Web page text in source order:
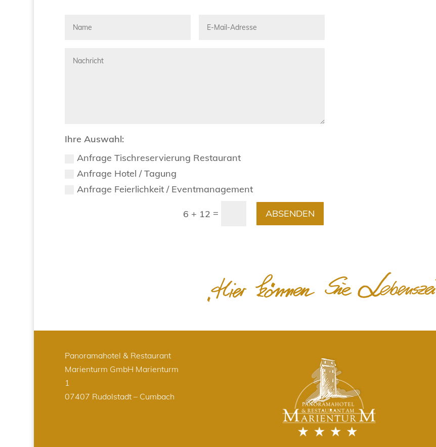
Ihre Auswahl:
Anfrage Tischreservierung Restaurant
Anfrage Hotel / Tagung
Anfrage Feierlichkeit / Eventmanagement
6 + 12 = ABSENDEN
Panoramahotel & Restaurant
Marienturm GmbH Marienturm
1
07407 Rudolstadt – Cumbach